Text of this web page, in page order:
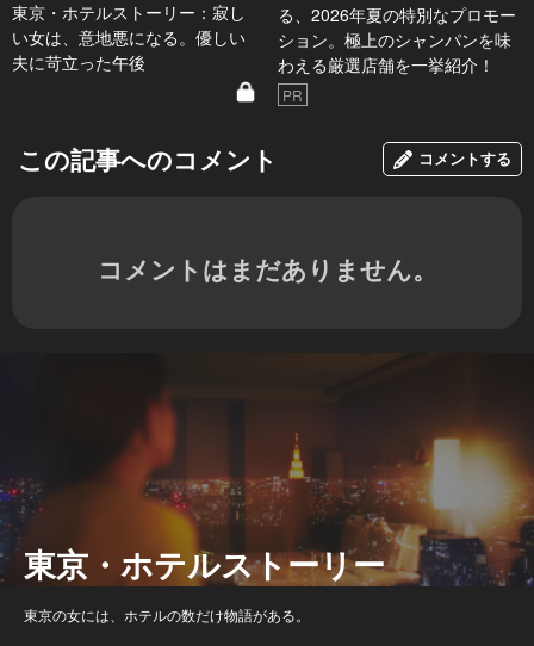
東京・ホテルストーリー：寂し
い女は、意地悪になる。優しい
夫に苛立った午後
る、2026年夏の特別なプロモー
ション。極上のシャンパンを味
わえる厳選店舗を一挙紹介！
PR
この記事へのコメント コメントする
コメントはまだありません。
東京・ホテルストーリー
東京の女には、ホテルの数だけ物語がある。